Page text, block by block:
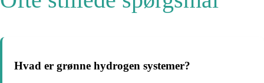
Hvad er grønne hydrogen systemer?